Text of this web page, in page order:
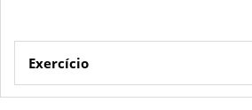
Exercício